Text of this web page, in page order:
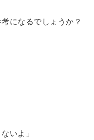
になるでしょうか？
いよ」